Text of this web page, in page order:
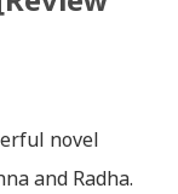
novel
and Radha.